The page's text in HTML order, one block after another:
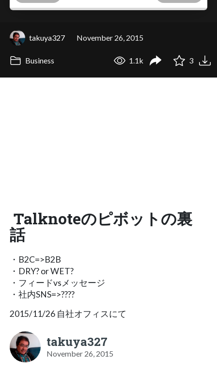
takuya327 November 26, 2015
Business 1.1k 3
Talknoteのピボットの裏
話
・B2C=>B2B
・DRY? or WET?
・フィードvsメッセージ
・社内SNS=>????
2015/11/26 自社オフィスにて
takuya327
November 26, 2015